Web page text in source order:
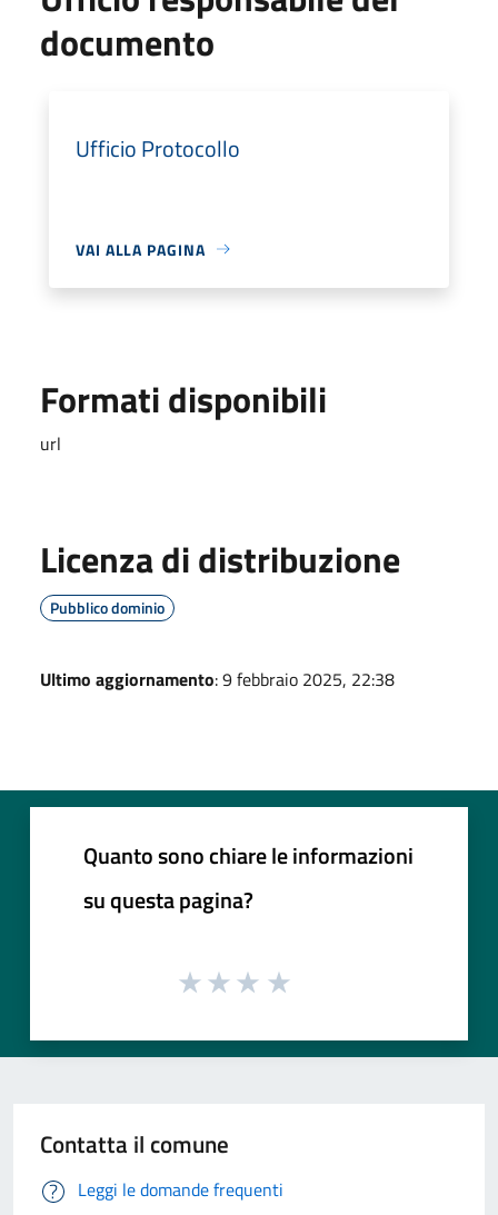
documento
Ufficio Protocollo
VAI ALLA PAGINA
Formati disponibili
url
Licenza di distribuzione
Pubblico dominio
Ultimo aggiornamento: 9 febbraio 2025, 22:38
Quanto sono chiare le informazioni
su questa pagina?
Contatta il comune
Leggi le domande frequenti